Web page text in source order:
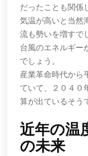
だったことも関係
気温が高いと当然
流も勢いを増すで
台風のエネルギー
でしょう。
産業革命時代か
ていて、２０４
算が出ているそう
近年の温
の未来